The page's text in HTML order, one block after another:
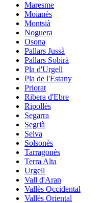
Maresme
Moianès
Montsià
Noguera
Osona
Pallars Jussà
Pallars Sobirà
Pla d'Urgell
Pla de l'Estany
Priorat
Ribera d'Ebre
Ripollès
Segarra
Segrià
Selva
Solsonès
Tarragonès
Terra Alta
Urgell
Vall d'Aran
Vallès Occidental
Vallès Oriental